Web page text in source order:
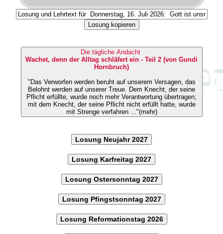
Losung kopieren
Die tägliche Andacht
Wachet, denn der Alltag schläfert ein - Teil 2 (von Gundi
Hornbruch)
"Das Verworfen werden beruht auf unserem Versagen, das
Belohnt werden auf unserer Treue. Dem Knecht, der seine
Pflicht erfüllte, wurde noch mehr Verantwortung übertragen;
mit dem Knecht, der seine Pflicht nicht erfüllt hatte, wurde
mit Strenge verfahren ..."(mehr)
Losung Neujahr 2027
Losung Karfreitag 2027
Losung Ostersonntag 2027
Losung Pfingstsonntag 2027
Losung Reformationstag 2026